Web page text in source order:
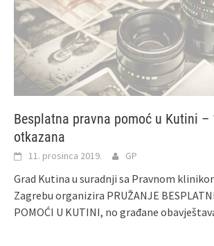
Besplatna pravna pomoć u Kutini –
otkazana
11. prosinca 2019. GP
Grad Kutina u suradnji sa Pravnom
Zagrebu organizira PRUŽANJE
POMOĆI U KUTINI, no građane